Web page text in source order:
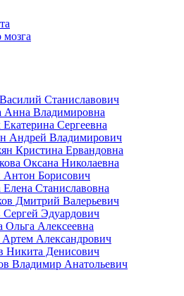
мозга
Станиславович
Анна Владимировна
Сергеевна
Андрей Владимирович
Кристина Ервандовна
Оксана Николаевна
Антон Борисович
Станиславовна
Дмитрий Валерьевич
Эдуардович
Ольга Алексеевна
Александрович
Никита Денисович
Владимир Анатольевич